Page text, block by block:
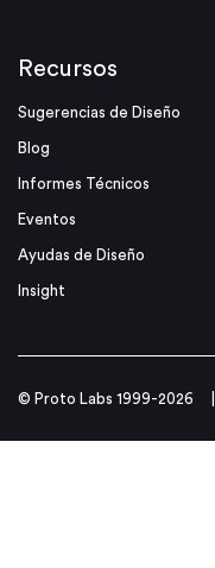
Recursos
Sugerencias de Diseño
Blog
Informes Técnicos
Eventos
Ayudas de Diseño
Insight
© Proto Labs 1999-2026